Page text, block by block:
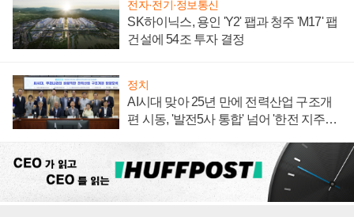
전자·전기·정보통신
SK하이닉스, 용인 'Y2' 팹과 청주 'M17' 팹
건설에 54조 투자 결정
정치
AI시대 맞아 25년 만에 전력산업 구조개
편 시동, '발전5사 통합' 넘어 '한전 지주사'